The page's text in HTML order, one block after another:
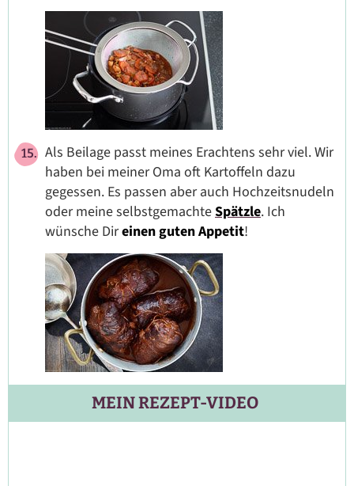
Als Beilage passt meines Erachtens sehr viel. Wir
haben bei meiner Oma oft Kartoffeln dazu
gegessen. Es passen aber auch Hochzeitsnudeln
oder meine selbstgemachteSpätzle. Ich
wünsche Direinen guten Appetit!
MEIN REZEPT-VIDEO